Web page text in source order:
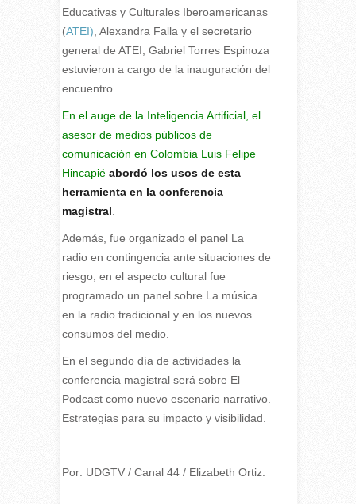
Educativas y Culturales Iberoamericanas
(ATEI) , Alexandra Falla y el secretario
general de ATEI, Gabriel Torres Espinoza
estuvieron a cargo de la inauguración del
encuentro.
En el auge de la Inteligencia Artificial, el
asesor de medios públicos de
comunicación en Colombia Luis Felipe
Hincapié abordó los usos de esta
herramienta en la conferencia
magistral
Además, fue organizado el panel La
radio en contingencia ante situaciones de
riesgo; en el aspecto cultural fue
programado un panel sobre La música
en la radio tradicional y en los nuevos
consumos del medio.
En el segundo día de actividades la
conferencia magistral será sobre El
Podcast como nuevo escenario narrativo.
Estrategias para su impacto y visibilidad.
Por: UDGTV / Canal 44 / Elizabeth Ortiz.